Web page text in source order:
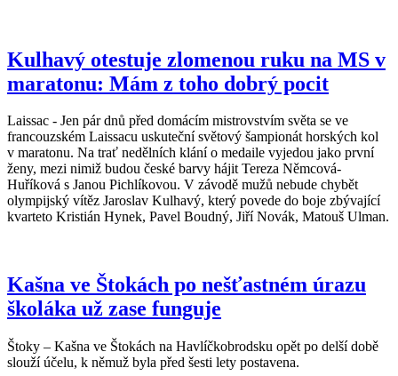
Kulhavý otestuje zlomenou ruku na MS v
maratonu: Mám z toho dobrý pocit
Laissac - Jen pár dnů před domácím mistrovstvím světa se ve
francouzském Laissacu uskuteční světový šampionát horských kol
v maratonu. Na trať nedělních klání o medaile vyjedou jako první
ženy, mezi nimiž budou české barvy hájit Tereza Němcová-
Huříková s Janou Pichlíkovou. V závodě mužů nebude chybět
olympijský vítěz Jaroslav Kulhavý, který povede do boje zbývající
kvarteto Kristián Hynek, Pavel Boudný, Jiří Novák, Matouš Ulman.
Kašna ve Štokách po nešťastném úrazu
školáka už zase funguje
Štoky – Kašna ve Štokách na Havlíčkobrodsku opět po delší době
slouží účelu, k němuž byla před šesti lety postavena.